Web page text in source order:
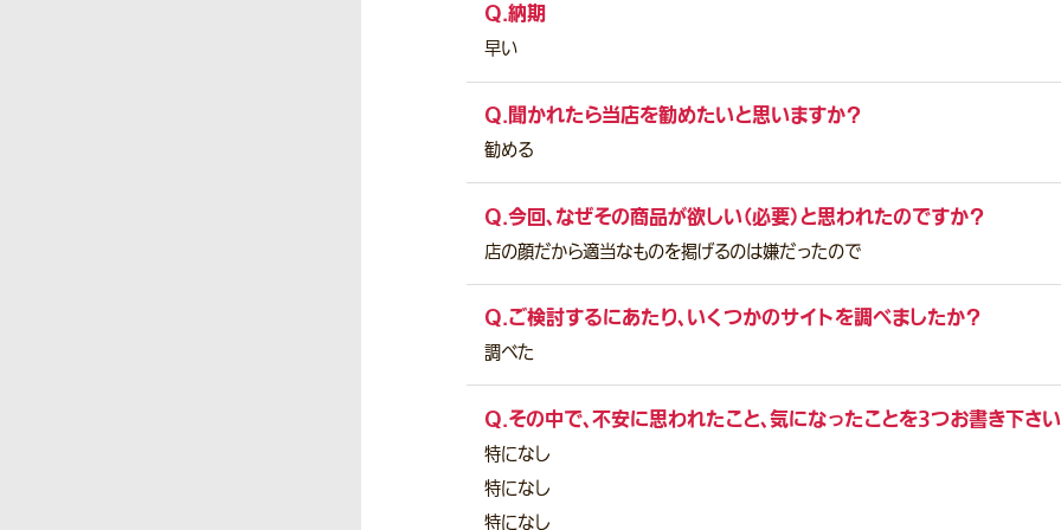
Q.納期
早い
Q.聞かれたら当店を勧めたいと思いますか？
勧める
Q.今回、なぜその商品が欲しい（必要）と思われたのですか？
店の顔だから適当なものを掲げるのは嫌だったので
Q.ご検討するにあたり、いくつかのサイトを調べましたか？
調べた
Q.その中で、不安に思われたこと、気になったことを3つお書き下さい
特になし
特になし
特になし